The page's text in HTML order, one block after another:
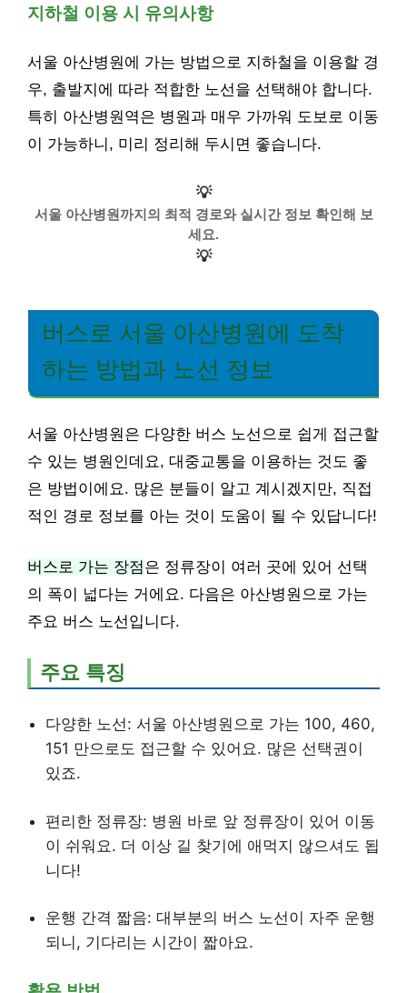
지하철 이용 시 유의사항
서울 아산병원에 가는 방법으로 지하철을 이용할 경
우, 출발지에 따라 적합한 노선을 선택해야 합니다.
특히 아산병원역은 병원과 매우 가까워 도보로 이동
이 가능하니, 미리 정리해 두시면 좋습니다.
💡
서울 아산병원까지의 최적 경로와 실시간 정보 확인해 보
세요.
💡
버스로 서울 아산병원에 도착
하는 방법과 노선 정보
서울 아산병원은 다양한 버스 노선으로 쉽게 접근할
수 있는 병원인데요, 대중교통을 이용하는 것도 좋
은 방법이에요. 많은 분들이 알고 계시겠지만, 직접
적인 경로 정보를 아는 것이 도움이 될 수 있답니다!
버스로 가는 장점은 정류장이 여러 곳에 있어 선택
의 폭이 넓다는 거에요. 다음은 아산병원으로 가는
주요 버스 노선입니다.
주요 특징
다양한 노선: 서울 아산병원으로 가는 100, 460,
151 만으로도 접근할 수 있어요. 많은 선택권이
있죠.
편리한 정류장: 병원 바로 앞 정류장이 있어 이동
이 쉬워요. 더 이상 길 찾기에 애먹지 않으셔도 됩
니다!
운행 간격 짧음: 대부분의 버스 노선이 자주 운행
되니, 기다리는 시간이 짧아요.